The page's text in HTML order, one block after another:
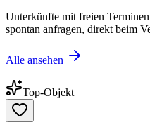
Unterkünfte mit freien
spontan anfragen, direkt beim
Alle ansehen
Top-Objekt